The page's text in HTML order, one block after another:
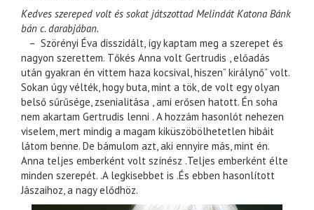
Kedves szereped volt és sokat játszottad Melindát Katona Bánk
bán c. darabjában.
– Szörényi Éva disszidált, így kaptam meg a szerepet és
nagyon szerettem. Tőkés Anna volt Gertrudis , előadás
után gyakran én vittem haza kocsival, hiszen” királynő” volt.
Sokan úgy vélték, hogy buta, mint a tök, de volt egy olyan
belső sűrűsége, zsenialitása , ami erősen hatott. Én soha
nem akartam Gertrudis lenni . A hozzám hasonlót nehezen
viselem, mert mindig a magam kiküszöbölhetetlen hibáit
látom benne. De bámulom azt, aki ennyire más, mint én.
Anna teljes emberként volt színész .Teljes emberként élte
minden szerepét. .A legkisebbet is .És ebben hasonlított
Jászaihoz, a nagy elődhöz.